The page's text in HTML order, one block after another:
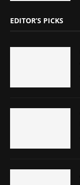
EDITOR’S PICKS